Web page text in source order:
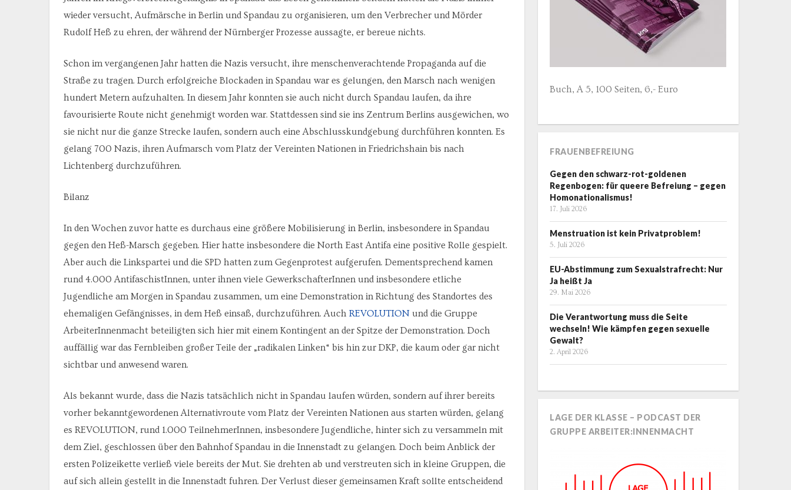
wieder versucht, Aufmärsche in Berlin und Spandau zu organisieren, um den Verbrecher und Mörder
Rudolf Heß zu ehren, der während der Nürnberger Prozesse aussagte, er bereue nichts.
Schon im vergangenen Jahr hatten die Nazis versucht, ihre menschenverachtende Propaganda auf die
Straße zu tragen. Durch erfolgreiche Blockaden in Spandau war es gelungen, den Marsch nach wenigen
hundert Metern aufzuhalten. In diesem Jahr konnten sie auch nicht durch Spandau laufen, da ihre
favourisierte Route nicht genehmigt worden war. Stattdessen sind sie ins Zentrum Berlins ausgewichen, wo
sie nicht nur die ganze Strecke laufen, sondern auch eine Abschlusskundgebung durchführen konnten. Es
gelang 700 Nazis, ihren Aufmarsch vom Platz der Vereinten Nationen in Friedrichshain bis nach
Lichtenberg durchzuführen.
Bilanz
In den Wochen zuvor hatte es durchaus eine größere Mobilisierung in Berlin, insbesondere in Spandau
gegen den Heß-Marsch gegeben. Hier hatte insbesondere die North East Antifa eine positive Rolle gespielt.
Aber auch die Linkspartei und die SPD hatten zum Gegenprotest aufgerufen. Dementsprechend kamen
rund 4.000 AntifaschistInnen, unter ihnen viele GewerkschafterInnen und insbesondere etliche
Jugendliche am Morgen in Spandau zusammen, um eine Demonstration in Richtung des Standortes des
ehemaligen Gefängnisses, in dem Heß einsaß, durchzuführen. Auch REVOLUTIONund die Gruppe
ArbeiterInnenmacht beteiligten sich hier mit einem Kontingent an der Spitze der Demonstration. Doch
auffällig war das Fernbleiben großer Teile der „radikalen Linken“ bis hin zur DKP, die kaum oder gar nicht
sichtbar und anwesend waren.
Als bekannt wurde, dass die Nazis tatsächlich nicht in Spandau laufen würden, sondern auf ihrer bereits
vorher bekanntgewordenen Alternativroute vom Platz der Vereinten Nationen aus starten würden, gelang
es REVOLUTION, rund 1.000 TeilnehmerInnen, insbesondere Jugendliche, hinter sich zu versammeln mit
dem Ziel, geschlossen über den Bahnhof Spandau in die Innenstadt zu gelangen. Doch beim Anblick der
ersten Polizeikette verließ viele bereits der Mut. Sie drehten ab und verstreuten sich in kleine Gruppen, die
auf sich allein gestellt in die Innenstadt fuhren. Der Verlust dieser gemeinsamen Kraft sollte entscheidend
Buch, A 5, 100 Seiten, 6,- Euro
FRAUENBEFREIUNG
Gegen den schwarz-rot-goldenen
Regenbogen: für queere Befreiung – gegen
Homonationalismus!
17. Juli 2026
Menstruation ist kein Privatproblem!
5. Juli 2026
EU-Abstimmung zum Sexualstrafrecht: Nur
Ja heißt Ja
29. Mai 2026
Die Verantwortung muss die Seite
wechseln! Wie kämpfen gegen sexuelle
Gewalt?
2. April 2026
LAGE DER KLASSE – PODCAST DER
GRUPPE ARBEITER:INNENMACHT